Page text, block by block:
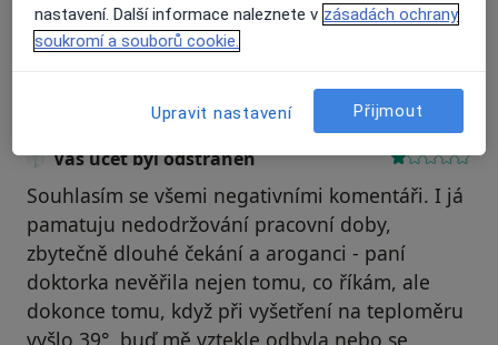
Hledejte v názorech
Váš účet byl odstraněn
Souhlasím se všemi negativními komentáři. I já
pamatuju nedodržování pracovní doby,
zbytečně dlouhé čekání a aroganci - paní
doktorka nevěřila nejen tomu, co říkám, ale
dokonce tomu, když při vyšetření na teploměru
nastavení. Další informace naleznete v zásadách ochrany
soukromí a souborů cookie.
Upravit nastavení Přijmout